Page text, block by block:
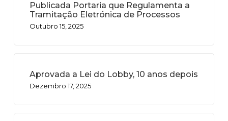
Publicada Portaria que Regulamenta a
Tramitação Eletrónica de Processos
Outubro 15, 2025
Aprovada a Lei do Lobby, 10 anos depois
Dezembro 17, 2025